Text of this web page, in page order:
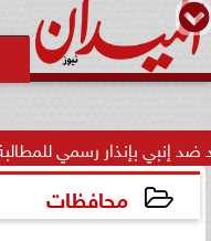
المتأخرة
محافظات